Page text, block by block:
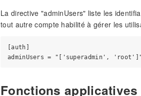
La directive "adminUsers" liste les
tout autre compte habilité à gérer les
[auth]
Fonctions